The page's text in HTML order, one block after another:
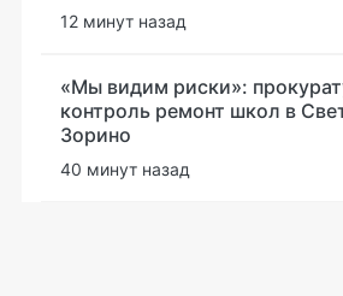
12 минут назад
«Мы видим риски»:
контроль ремонт школ в
Зорино
40 минут назад